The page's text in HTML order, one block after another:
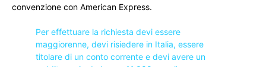
convenzione con American Express.
Per effettuare la richiesta devi essere
maggiorenne, devi risiedere in Italia, essere
titolare di un conto corrente e devi avere un